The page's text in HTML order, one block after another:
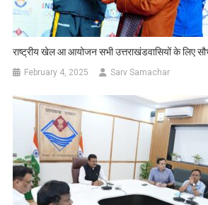
राष्ट्रीय खेल आ आयोजन सभी उत्तराखंडवासियों के लिए
February 4, 2025 Sarv Samachar